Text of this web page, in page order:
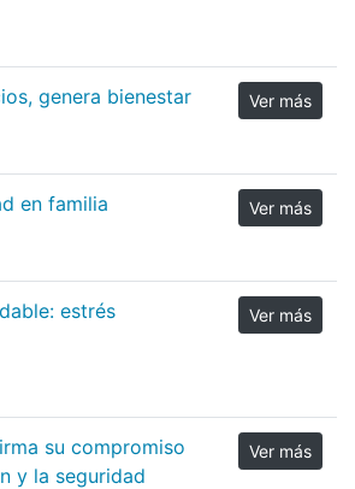
genera bienestar
Ver más
en familia
Ver más
estrés
Ver más
su compromiso
y la seguridad
Ver más